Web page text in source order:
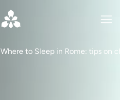
Where to Sleep in Rome: tips on